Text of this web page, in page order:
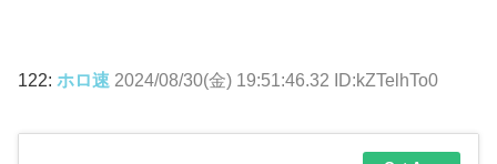
122: ホロ速 2024/08/30(金) 19:51:46.32 ID:kZTelhTo0